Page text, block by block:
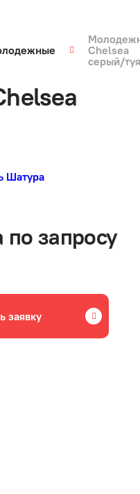
Chelsea
серый/туя
по запросу
заявку